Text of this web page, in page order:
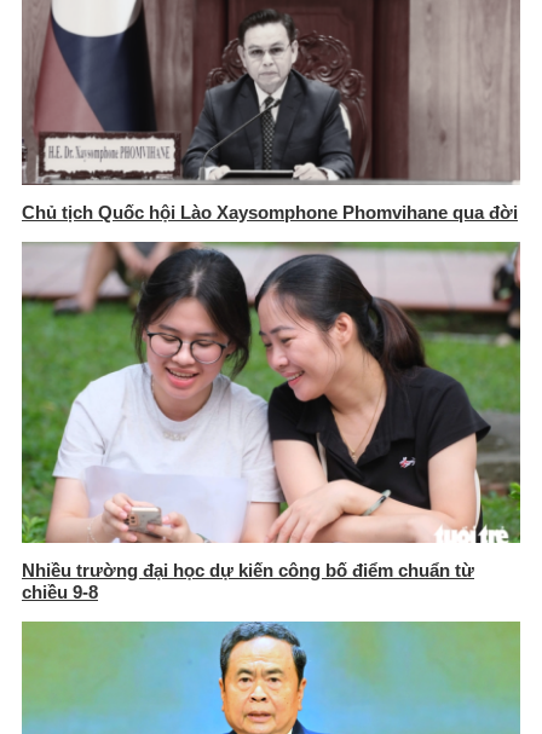
Chủ tịch Quốc hội Lào Xaysomphone Phomvihane qua đời
Nhiều trường đại học dự kiến công bố điểm chuẩn từ
chiều 9-8